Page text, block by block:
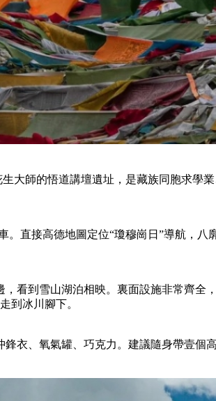
大師的悟道講壇遺址，是藏族同胞求學
直接高德地圖定位“瓊穆崗日”導航，
看到雪山湖泊相映。裏面設施非常齊全
到冰川腳下。
衣、氧氣罐、巧克力。建議隨身帶壹個